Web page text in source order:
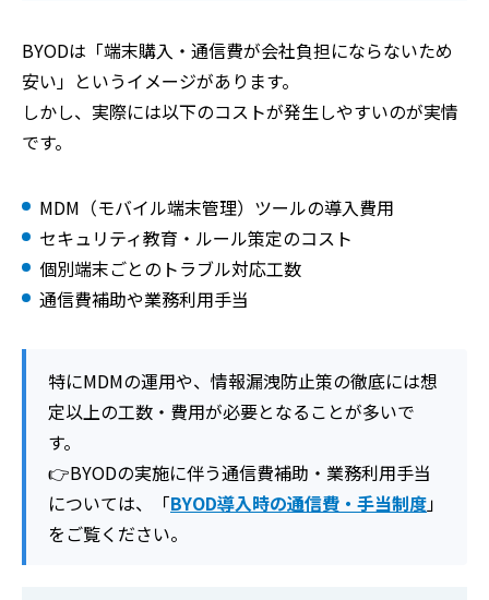
BYODは「端末購入・通信費が会社負担にならないため
安い」というイメージがあります。
しかし、実際には以下のコストが発生しやすいのが実情
です。
MDM（モバイル端末管理）ツールの導入費用
セキュリティ教育・ルール策定のコスト
個別端末ごとのトラブル対応工数
通信費補助や業務利用手当
特にMDMの運用や、情報漏洩防止策の徹底には想
定以上の工数・費用が必要となることが多いで
す。
👉BYODの実施に伴う通信費補助・業務利用手当
については、
「BYOD導入時の通信費・手当制度」
をご覧ください。